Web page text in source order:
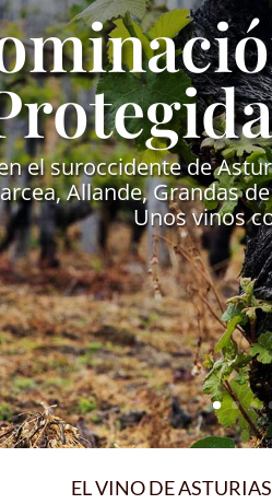
el suroccidente de
Allande, Grandas
Unos vinos
EL VINO DE ASTURIAS